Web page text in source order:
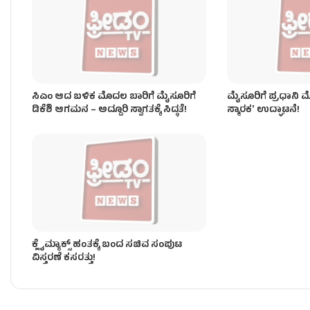
ಡ್ಯಾಂ ತುಂಬುವ ಹಂತದಲ್ಲಿದೆ.. ಡ್ಯಾಂ ತುಂಬಿದ್ರೆ ನೀರು
ಸಿಎಂ ಆದ ಬಳಿಕ ಮೊದಲ ಬಾರಿಗೆ ಮೈಸೂರಿಗೆ
ಡಿಕೆಶಿ ಆಗಮನ – ಅದ್ದೂರಿ ಸ್ವಾಗತಕ್ಕೆ ಸಿದ್ಧತೆ!
ಮೈಸೂರಿಗೆ ಪ್ರಧಾನಿ
ಸ್ಮಾರಕʼ ಉದ್ಘಾಟನೆ!
ಕ್ಲೈಮ್ಯಾಕ್ಸ್ ಹಂತಕ್ಕೆ ಬಂದ ಸಚಿವ ಸಂಪುಟ
ವಿಸ್ತರಣೆ ಕಸರತ್ತು!